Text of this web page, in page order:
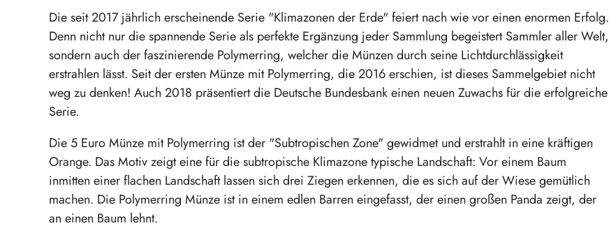
Die seit 2017 jährlich erscheinende Serie "Klimazonen der Erde" feiert nach wie vor einen enormen Erfolg.
Denn nicht nur die spannende Serie als perfekte Ergänzung jeder Sammlung begeistert Sammler aller Welt,
sondern auch der faszinierende Polymerring, welcher die Münzen durch seine Lichtdurchlässigkeit
erstrahlen lässt. Seit der ersten Münze mit Polymerring, die 2016 erschien, ist dieses Sammelgebiet nicht
weg zu denken! Auch 2018 präsentiert die Deutsche Bundesbank einen neuen Zuwachs für die erfolgreiche
Serie.
Die 5 Euro Münze mit Polymerring ist der "Subtropischen Zone" gewidmet und erstrahlt in eine kräftigen
Orange. Das Motiv zeigt eine für die subtropische Klimazone typische Landschaft: Vor einem Baum
inmitten einer flachen Landschaft lassen sich drei Ziegen erkennen, die es sich auf der Wiese gemütlich
machen. Die Polymerring Münze ist in einem edlen Barren eingefasst, der einen großen Panda zeigt, der
an einen Baum lehnt.